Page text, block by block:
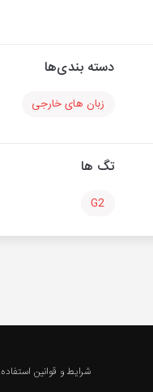
دسته بندی‌ها
زبان های خارجی
تگ ها
G2
شرایط و قوانین استفاده